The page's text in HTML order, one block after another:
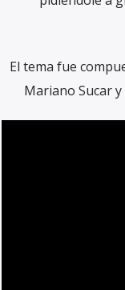
El tema fue
Mariano Sucar